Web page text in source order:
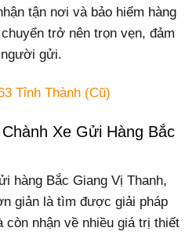
tận nơi và bảo hiểm hàng
trở nên trọn vẹn, đảm
gửi.
Tỉnh Thành (Cũ)
Xe Gửi Hàng Bắc
hàng Bắc Giang Vị Thanh,
giản là tìm được giải pháp
còn nhận về nhiều giá trị thiết